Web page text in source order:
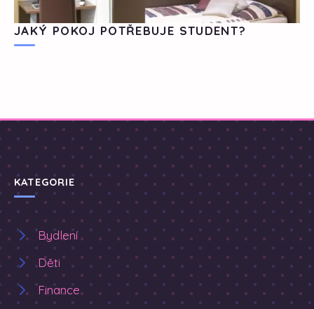
JAKÝ POKOJ POTŘEBUJE STUDENT?
KATEGORIE
Bydlení
Děti
Finance